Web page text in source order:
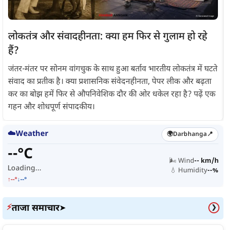
लोकतंत्र और संवादहीनता: क्या हम फिर से गुलाम हो रहे
हैं?
जंतर-मंतर पर सोनम वांगचुक के साथ हुआ बर्ताव भारतीय लोकतंत्र में घटते
संवाद का प्रतीक है। क्या प्रशासनिक संवेदनहीनता, पेपर लीक और बढ़ता
कर का बोझ हमें फिर से औपनिवेशिक दौर की ओर धकेल रहा है? पढ़ें एक
गहन और शोधपूर्ण संपादकीय।
☁️Weather 🌍Darbhanga📍
--°C
Loading...
↑--°↓--°
🌬️ Wind-- km/h
💧 Humidity--%
⚡ताजा समाचार➤ ❯